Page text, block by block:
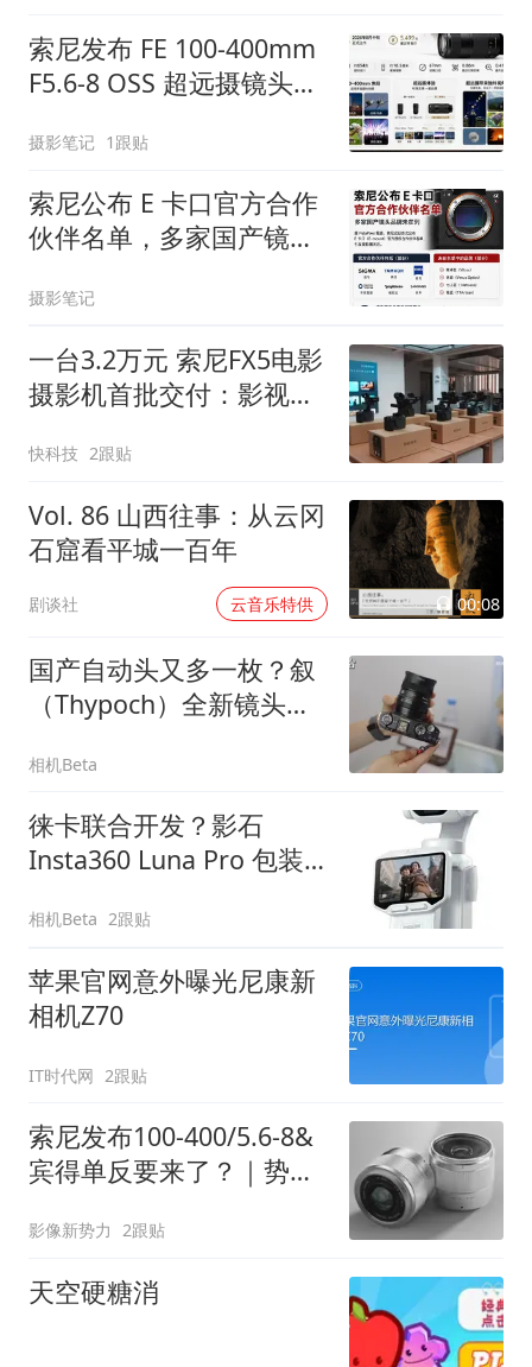
索尼发布 FE 100-400mm
F5.6-8 OSS 超远摄镜头，
摄影笔记 1跟贴
索尼公布 E 卡口官方合作
伙伴名单，多家国产镜头
摄影笔记
一台3.2万元 索尼FX5电影
摄影机首批交付：影视飓
快科技 2跟贴
Vol. 86 山西往事：从云冈
石窟看平城一百年
剧谈社 云音乐特供 00:08
国产自动头又多一枚？叙
（Thypoch）全新镜头疑
相机Beta
徕卡联合开发？影石
Insta360 Luna Pro 包装
相机Beta 2跟贴
苹果官网意外曝光尼康新
相机Z70
IT时代网 2跟贴
索尼发布100-400/5.6-8&
宾得单反要来了？｜势力
影像新势力 2跟贴
天空硬糖消